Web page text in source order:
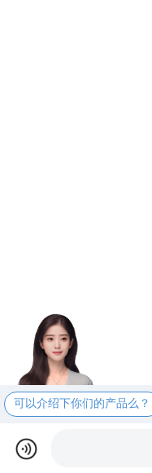
可以介绍下你们的产品么？